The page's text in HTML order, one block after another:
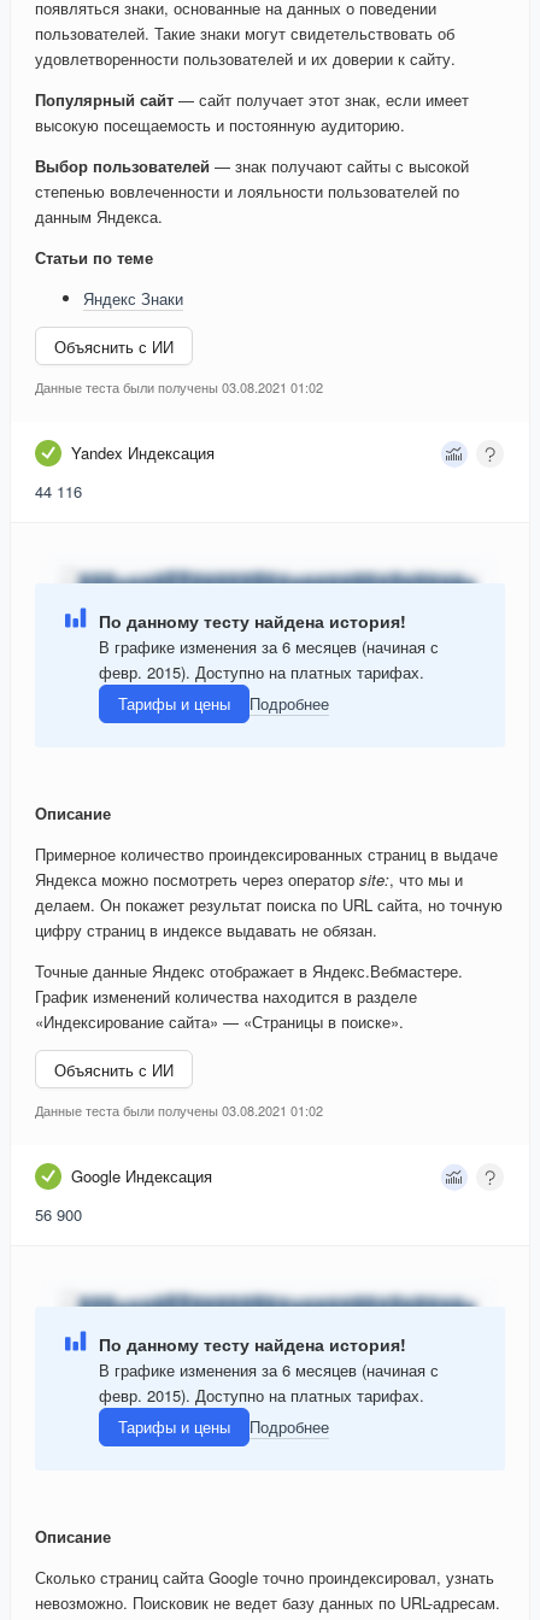
появляться знаки, основанные на данных о поведении
пользователей. Такие знаки могут свидетельствовать об
удовлетворенности пользователей и их доверии к сайту.
Популярный сайт — сайт получает этот знак, если имеет
высокую посещаемость и постоянную аудиторию.
Выбор пользователей — знак получают сайты с высокой
степенью вовлеченности и лояльности пользователей по
данным Яндекса.
Статьи по теме
Яндекс Знаки
Объяснить с ИИ
Данные теста были получены 03.08.2021 01:02
Yandex Индексация
44 116
По данному тесту найдена история!
В графике изменения за 6 месяцев (начиная с
февр. 2015). Доступно на платных тарифах.
Тарифы и цены
Подробнее
Описание
Примерное количество проиндексированных страниц в выдаче
Яндекса можно посмотреть через оператор site:, что мы и
делаем. Он покажет результат поиска по URL сайта, но точную
цифру страниц в индексе выдавать не обязан.
Точные данные Яндекс отображает в Яндекс.Вебмастере.
График изменений количества находится в разделе
«Индексирование сайта» — «Страницы в поиске».
Объяснить с ИИ
Данные теста были получены 03.08.2021 01:02
Google Индексация
56 900
По данному тесту найдена история!
В графике изменения за 6 месяцев (начиная с
февр. 2015). Доступно на платных тарифах.
Тарифы и цены
Подробнее
Описание
Сколько страниц сайта Google точно проиндексировал, узнать
невозможно. Поисковик не ведет базу данных по URL-адресам.